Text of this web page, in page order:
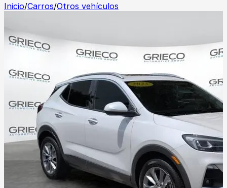
Inicio/Carros/Otros vehículos